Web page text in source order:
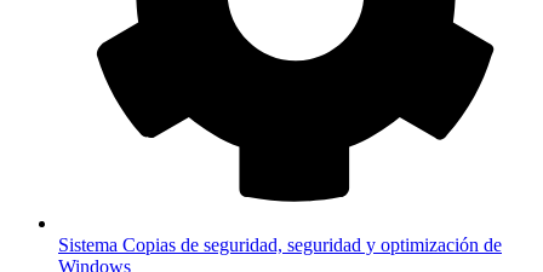
Sistema Copias de seguridad, seguridad y optimización de
Windows